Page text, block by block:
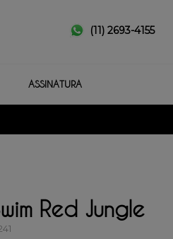
(11) 2693-4155
ASSINATURA
Red Jungle